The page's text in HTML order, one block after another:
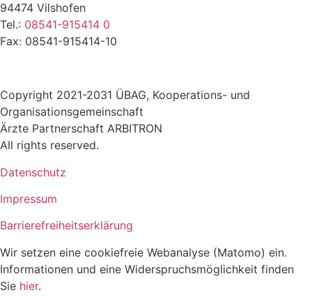
94474 Vilshofen
Tel.: 08541-915414 0
Fax: 08541-915414-10
Copyright 2021-2031 ÜBAG, Kooperations- und
Organisationsgemeinschaft
Ärzte Partnerschaft ARBITRON
All rights reserved.
Datenschutz
Impressum
Barrierefreiheitserklärung
Wir setzen eine cookiefreie Webanalyse (Matomo) ein.
Informationen und eine Widerspruchsmöglichkeit finden
Sie hier.